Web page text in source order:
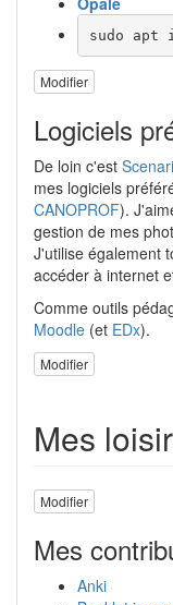
sudo apt
Modifier
Logiciels
De loin c'est Scenari
mes logiciels
CANOPROF).
gestion de mes
J'utilise également
accéder à internet
Comme outils
Moodle (et EDx).
Modifier
Mes
Modifier
Mes
Anki